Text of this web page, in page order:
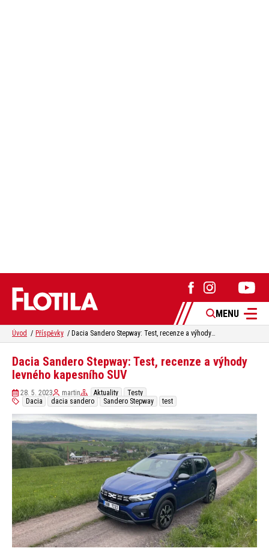
MENU
Úvod Příspěvky Dacia Sandero Stepway: Test, recenze a výhody levného kapesního SUV
Dacia Sandero Stepway: Test, recenze a výhody
levného kapesního SUV
28. 5. 2023 martin Aktuality
Testy
Dacia
dacia sandero Sandero Stepway test